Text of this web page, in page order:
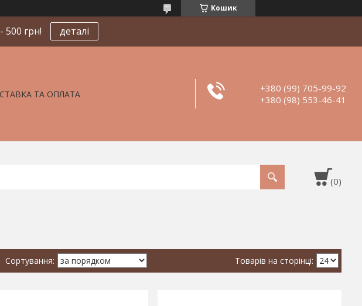
Кошик
грн! деталі
ТА ОПЛАТА
+380 (99) 705-99-92
+380 (98) 553-46-41